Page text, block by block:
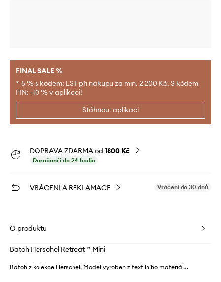
FINAL SALE %
*-5 % s kódem: LST při nákupu za min. 2 200 Kč. S kódem
FIN: -10 % v aplikaci!
Stáhnout aplikaci
DOPRAVA ZDARMA od 1800 Kč
Doručení i do 24 hodin
VRÁCENÍ A REKLAMACE Vrácení do 30 dnů
O produktu
Batoh Herschel Retreat™ Mini
Batoh z kolekce Herschel. Model vyroben z textilního materiálu.